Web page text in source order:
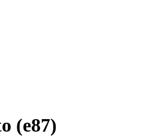
(e87)